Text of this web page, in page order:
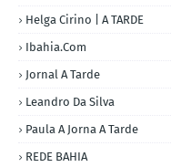
Helga Cirino | A TARDE
Ibahia.com
Jornal A Tarde
Leandro Da Silva
Paula A Jorna A Tarde
REDE BAHIA